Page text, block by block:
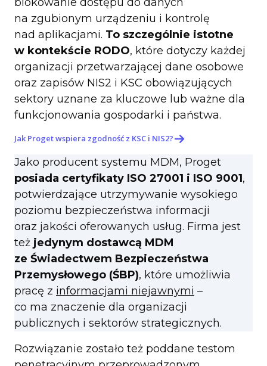
na zgubionym urządzeniu i kontrolę
nad aplikacjami. To szczególnie istotne
w kontekście RODO, które dotyczy każdej
organizacji przetwarzającej dane osobowe
oraz zapisów NIS2 i KSC obowiązujących
sektory uznane za kluczowe lub ważne dla
funkcjonowania gospodarki i państwa.
Jak Proget wspiera zgodność z KSC i NIS2?
Jako producent systemu MDM, Proget
posiada certyfikaty ISO 27001 i ISO 9001,
potwierdzające utrzymywanie wysokiego
poziomu bezpieczeństwa informacji
oraz jakości oferowanych usług. Firma jest
też jedynym dostawcą MDM
ze Świadectwem Bezpieczeństwa
Przemysłowego (ŚBP), które umożliwia
pracę z informacjami niejawnymi –
co ma znaczenie dla organizacji
publicznych i sektorów strategicznych.
Rozwiązanie zostało też poddane testom